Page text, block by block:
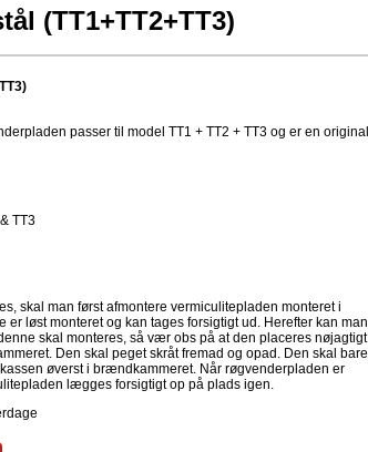
(TT1+TT2+TT3)
passer til model TT1 + TT2 + TT3 og er en original
TT3
skal man først afmontere vermiculitepladen monteret i
løst monteret og kan tages forsigtigt ud. Herefter kan man
skal monteres, så vær obs på at den placeres nøjagtigt
Den skal peget skråt fremad og opad. Den skal bare
øverst i brændkammeret. Når røgvenderpladen er
lægges forsigtigt op på plads igen.